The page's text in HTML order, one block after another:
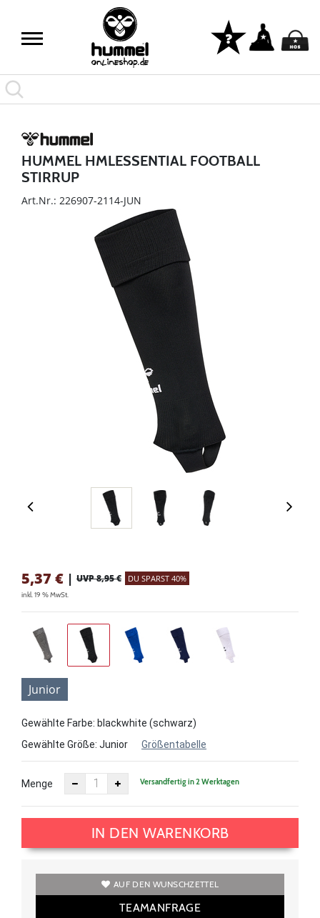
HUMMEL HMLESSENTIAL FOOTBALL
STIRRUP
Art.Nr.: 226907-2114-JUN
5,37 € | UVP 8,95 € DU SPARST 40%
inkl. 19 % MwSt.
Junior
Gewählte Farbe: blackwhite (schwarz)
Gewählte Größe: Junior Größentabelle
Menge Versandfertig in 2 Werktagen
IN DEN WARENKORB
AUF DEN WUNSCHZETTEL
TEAMANFRAGE